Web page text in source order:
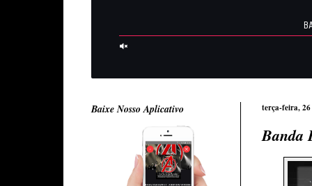
terça-feira, 26
Banda
Baixe Nosso Aplicativo